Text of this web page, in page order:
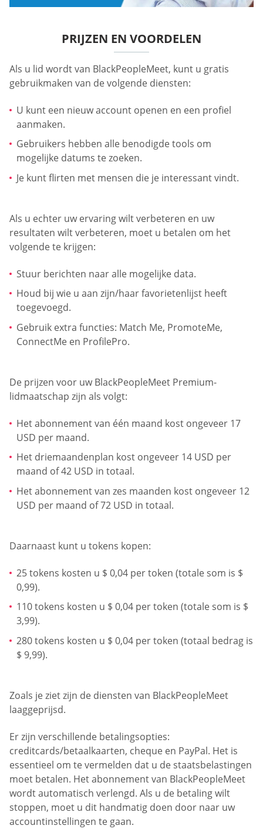
PRIJZEN EN VOORDELEN
Als u lid wordt van BlackPeopleMeet, kunt u gratis
gebruikmaken van de volgende diensten:
U kunt een nieuw account openen en een profiel
aanmaken.
Gebruikers hebben alle benodigde tools om
mogelijke datums te zoeken.
Je kunt flirten met mensen die je interessant vindt.
Als u echter uw ervaring wilt verbeteren en uw
resultaten wilt verbeteren, moet u betalen om het
volgende te krijgen:
Stuur berichten naar alle mogelijke data.
Houd bij wie u aan zijn/haar favorietenlijst heeft
toegevoegd.
Gebruik extra functies: Match Me, PromoteMe,
ConnectMe en ProfilePro.
De prijzen voor uw BlackPeopleMeet Premium-
lidmaatschap zijn als volgt:
Het abonnement van één maand kost ongeveer 17
USD per maand.
Het driemaandenplan kost ongeveer 14 USD per
maand of 42 USD in totaal.
Het abonnement van zes maanden kost ongeveer 12
USD per maand of 72 USD in totaal.
Daarnaast kunt u tokens kopen:
25 tokens kosten u $ 0,04 per token (totale som is $
0,99).
110 tokens kosten u $ 0,04 per token (totale som is $
3,99).
280 tokens kosten u $ 0,04 per token (totaal bedrag is
$ 9,99).
Zoals je ziet zijn de diensten van BlackPeopleMeet
laaggeprijsd.
Er zijn verschillende betalingsopties:
creditcards/betaalkaarten, cheque en PayPal. Het is
essentieel om te vermelden dat u de staatsbelastingen
moet betalen. Het abonnement van BlackPeopleMeet
wordt automatisch verlengd. Als u de betaling wilt
stoppen, moet u dit handmatig doen door naar uw
accountinstellingen te gaan.